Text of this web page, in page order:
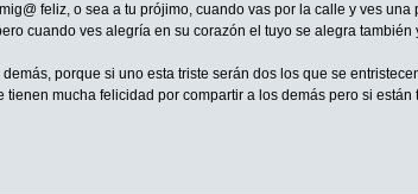
feliz, o sea a tu prójimo, cuando vas por la calle y ves
cuando ves alegría en su corazón el tuyo se alegra
porque si uno esta triste serán dos los que se
mucha felicidad por compartir a los demás pero si